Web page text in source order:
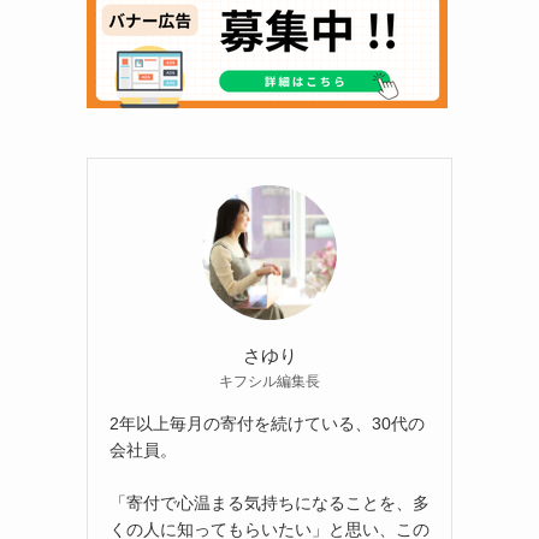
さゆり
キフシル編集長
2年以上毎月の寄付を続けている、30代の
会社員。
「寄付で心温まる気持ちになることを、多
くの人に知ってもらいたい」と思い、この